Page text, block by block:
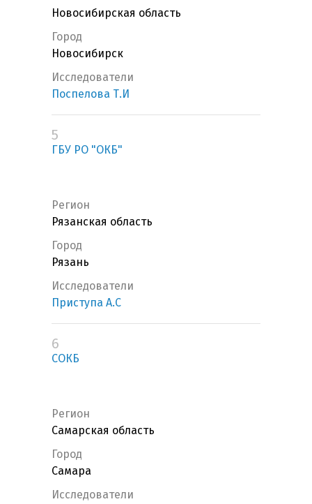
Новосибирская область
Город
Новосибирск
Исследователи
Поспелова Т.И
5
ГБУ РО "ОКБ"
Регион
Рязанская область
Город
Рязань
Исследователи
Приступа А.С
6
СОКБ
Регион
Самарская область
Город
Самара
Исследователи